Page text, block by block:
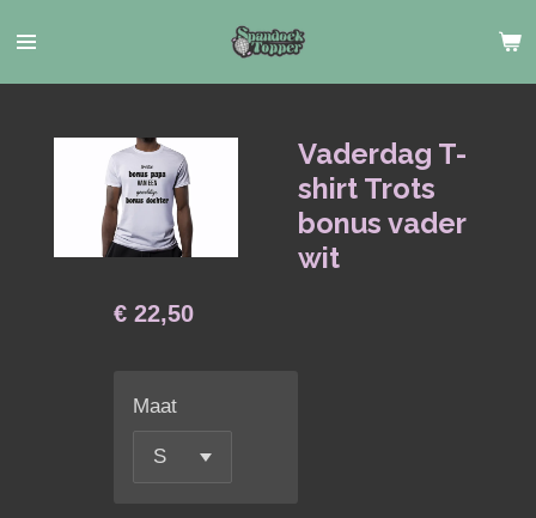
direct
naar
hoofdinhoud
Vaderdag T-
shirt Trots
bonus vader
wit
€ 22,50
Maat